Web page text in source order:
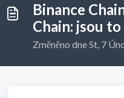
Binance
Chain: jsou to
Změněno dne St, 7